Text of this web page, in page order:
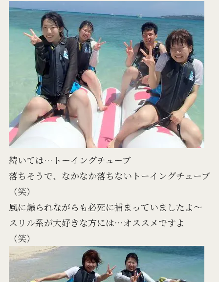
続いては…トーイングチューブ
落ちそうで、なかなか落ちないトーイングチューブ
（笑）
風に煽られながらも必死に捕まっていましたよ～
スリル系が大好きな方には…オススメですよ
（笑）